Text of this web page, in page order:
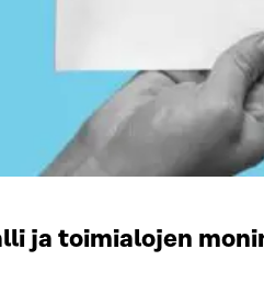
ja toimialojen